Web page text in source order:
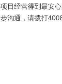
目经营得到最安
沟通，请拨打